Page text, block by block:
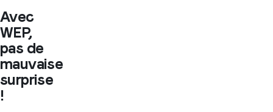
Avec
WEP,
pas de
mauvaise
surprise
!